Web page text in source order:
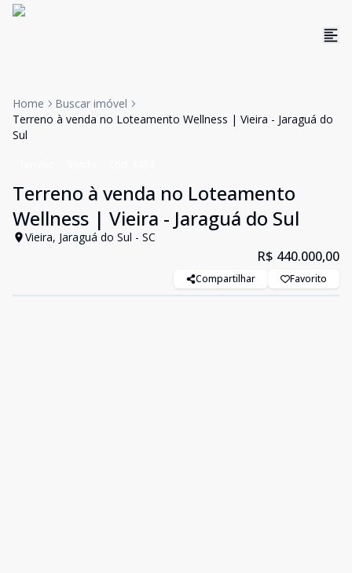
Home
Buscar imóvel
Terreno à venda no Loteamento Wellness | Vieira - Jaraguá do
Sul
Terreno à venda no Loteamento
Wellness | Vieira - Jaraguá do Sul
Vieira, Jaraguá do Sul - SC
R$ 440.000,00
Compartilhar Favorito